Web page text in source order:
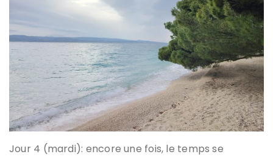
Jour 4 (mardi): encore une fois, le temps se